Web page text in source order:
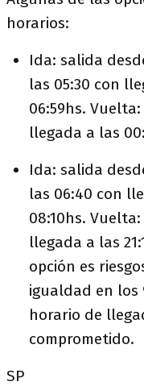
horarios:
Ida: salida
las 05:30 con
06:59hs.
llegada a las
Ida: salida
las 06:40 con
08:10hs.
llegada a las
opción es
igualdad en
horario de
comprometido.
SP